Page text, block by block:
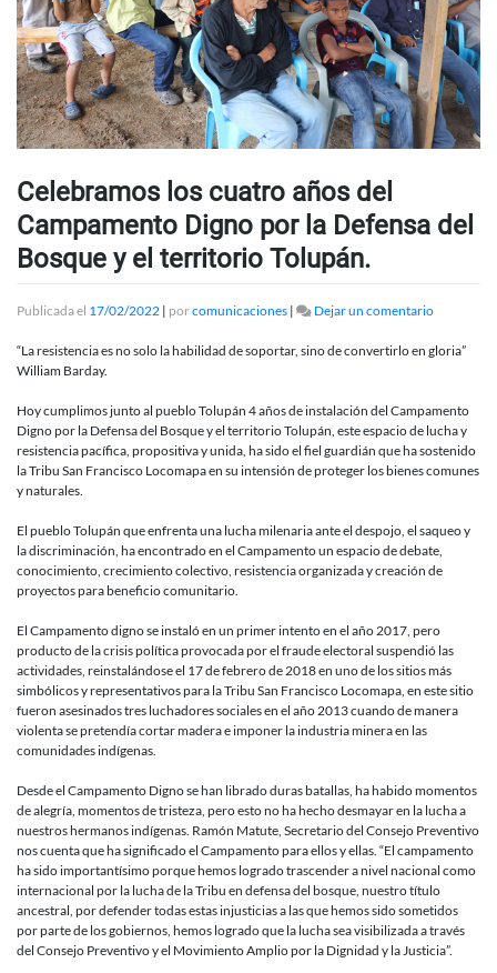
Celebramos los cuatro años del
Campamento Digno por la Defensa del
Bosque y el territorio Tolupán.
Publicada el 17/02/2022 | porcomunicaciones | Dejar un comentarioen
los
del
Digno
por
del
Bosque
y
Tolupán.
“La resistencia es no solo la habilidad de soportar, sino de convertirlo en gloria”
William Barday.
Hoy cumplimos junto al pueblo Tolupán 4 años de instalación del Campamento
Digno por la Defensa del Bosque y el territorio Tolupán, este espacio de lucha y
resistencia pacífica, propositiva y unida, ha sido el fiel guardián que ha sostenido
la Tribu San Francisco Locomapa en su intensión de proteger los bienes comunes
y naturales.
El pueblo Tolupán que enfrenta una lucha milenaria ante el despojo, el saqueo y
la discriminación, ha encontrado en el Campamento un espacio de debate,
conocimiento, crecimiento colectivo, resistencia organizada y creación de
proyectos para beneficio comunitario.
El Campamento digno se instaló en un primer intento en el año 2017, pero
producto de la crisis política provocada por el fraude electoral suspendió las
actividades, reinstalándose el 17 de febrero de 2018 en uno de los sitios más
simbólicos y representativos para la Tribu San Francisco Locomapa, en este sitio
fueron asesinados tres luchadores sociales en el año 2013 cuando de manera
violenta se pretendía cortar madera e imponer la industria minera en las
comunidades indígenas.
Desde el Campamento Digno se han librado duras batallas, ha habido momentos
de alegría, momentos de tristeza, pero esto no ha hecho desmayar en la lucha a
nuestros hermanos indígenas. Ramón Matute, Secretario del Consejo Preventivo
nos cuenta que ha significado el Campamento para ellos y ellas. “El campamento
ha sido importantísimo porque hemos logrado trascender a nivel nacional como
internacional por la lucha de la Tribu en defensa del bosque, nuestro título
ancestral, por defender todas estas injusticias a las que hemos sido sometidos
por parte de los gobiernos, hemos logrado que la lucha sea visibilizada a través
del Consejo Preventivo y el Movimiento Amplio por la Dignidad y la Justicia”.